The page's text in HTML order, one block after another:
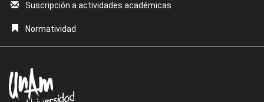
Suscripción a actividades académicas
Normatividad